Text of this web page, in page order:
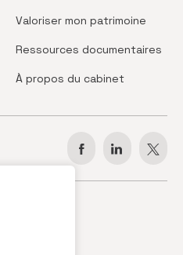
Valoriser mon patrimoine
Ressources documentaires
À propos du cabinet